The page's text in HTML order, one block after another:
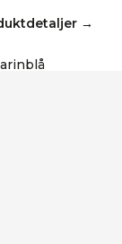
→